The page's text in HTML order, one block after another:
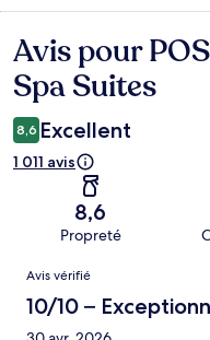
Avis
Avis pour
Spa Suites
8,6 Excellent
1 011 avis
8,6
Propreté
Avis
Avis vérifié
10/10 –